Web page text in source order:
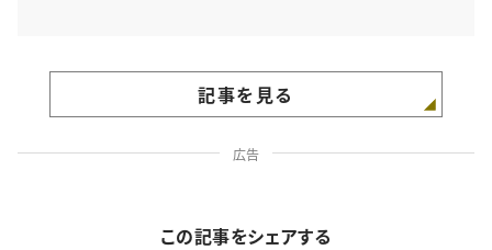
記事を見る
広告
この記事をシェアする